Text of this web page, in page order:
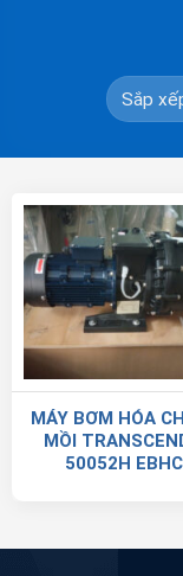
MÁY BƠM HÓA
MỒI
50052H